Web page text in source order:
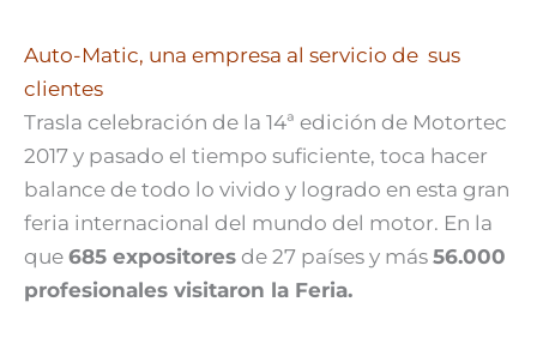
Auto-Matic, una empresa al servicio de sus
clientes
Trasla celebración de la 14ª edición de Motortec
2017 y pasado el tiempo suficiente, toca hacer
balance de todo lo vivido y logrado en esta gran
feria internacional del mundo del motor. En la
que 685 expositores de 27 países y más 56.000
profesionales visitaron la Feria.